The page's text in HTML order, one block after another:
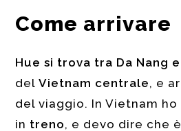
Come arrivare
Hue si trova tra Da Nang e
delVietnam centrale, e
del viaggio. In Vietnam
in treno, e devo dire che